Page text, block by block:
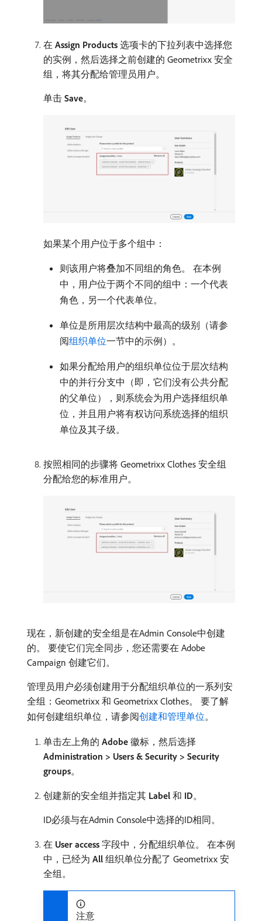
在 Assign Products 选项卡的下拉列表中选择您
的实例，然后选择之前创建的 Geometrixx 安全
组，将其分配给管理员用户。
单击 Save。
如果某个用户位于多个组中：
则该用户将叠加不同组的角色。 在本例
中，用户位于两个不同的组中：一个代表
角色，另一个代表单位。
单位是所用层次结构中最高的级别（请参
阅组织单位一节中的示例）。
如果分配给用户的组织单位位于层次结构
中的并行分支中（即，它们没有公共分配
的父单位），则系统会为用户选择组织单
位，并且用户将有权访问系统选择的组织
单位及其子级。
按照相同的步骤将 Geometrixx Clothes 安全组
分配给您的标准用户。
现在，新创建的安全组是在Admin Console中创建
的。 要使它们完全同步，您还需要在 Adobe
Campaign 创建它们。
管理员用户必须创建用于分配组织单位的一系列安
全组：Geometrixx 和 Geometrixx Clothes。 要了解
如何创建组织单位，请参阅创建和管理单位。
单击左上角的​ Adobe ​徽标，然后选择​
Administration > Users & Security > Security
groups。
创建新的安全组并指定其 Label 和 ID。
ID必须与在Admin Console中选择的ID相同。
在 User access 字段中，分配组织单位。 在本例
中，已经为 All 组织单位分配了 Geometrixx 安
全组。
注意